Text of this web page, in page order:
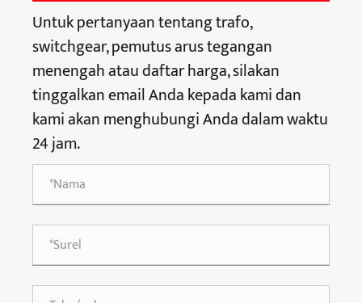
Untuk pertanyaan tentang trafo,
switchgear, pemutus arus tegangan
menengah atau daftar harga, silakan
tinggalkan email Anda kepada kami dan
kami akan menghubungi Anda dalam waktu
24 jam.